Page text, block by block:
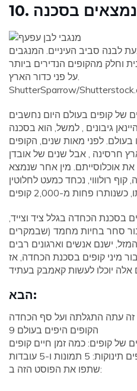
נמצאים בסכנה
לבנה סביב העיניים. המנגבים
וחלק מהקופים הנדירים ביותר
ShutterSparrow/
של קופים בעולם היום נחשבים
גיבונים , למשל, הוא בסכנה
קופים נותרו בעולם. לפני מאות שנים, הקופים
חרסינה , אבל שנים של אובדן
את אוכלוסייתם. מין אחר שנמצא
רולוווי, נכחד כמעט לחלוטין
בסכנת הכחדה בגלל ציד וצייד,
סחר בחיות מחמד (שבמקרים
ישנם אנשים וארגונים רבים
מיני קופים בסכנת הכחדה, אז
הבא:
עתה התגלתה ועל סף הכחדה
9 הקופים היפים בעולם
5 תמונות ו-5 עובדות
שתפו את הפוסט הזה ב: